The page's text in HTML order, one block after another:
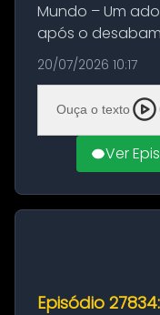
Mundo – Um
após o
as
Mundo
Ciudad
no...
20/07/2026 10:17
Ouça o texto
Ver
Episódio 27834: